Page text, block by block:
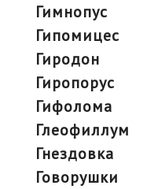
гимнопус
гипомицес
гиродон
гиропорус
гифолома
глеофиллум
гнездовка
говорушки